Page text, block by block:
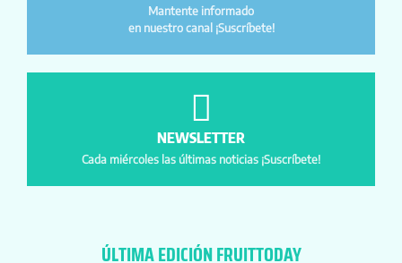
Mantente informado
en nuestro canal ¡Suscríbete!
NEWSLETTER
Cada miércoles las últimas noticias ¡Suscríbete!
ÚLTIMA EDICIÓN FRUITTODAY